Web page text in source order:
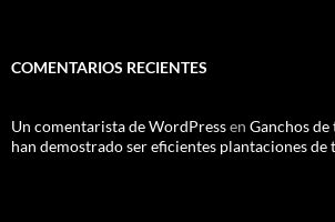
COMENTARIOS RECIENTES
Un comentarista de WordPressen Ganchos
han demostrado ser eficientes plantaciones de